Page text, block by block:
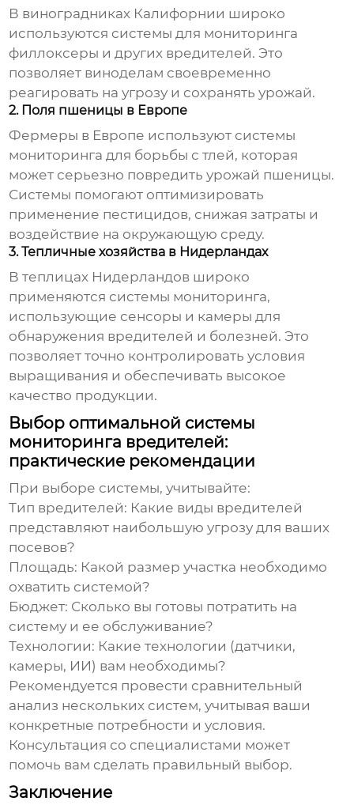
В виноградниках Калифорнии широко
используются системы для мониторинга
филлоксеры и других вредителей. Это
позволяет виноделам своевременно
реагировать на угрозу и сохранять урожай.
2. Поля пшеницы в Европе
Фермеры в Европе используют системы
мониторинга для борьбы с тлей, которая
может серьезно повредить урожай пшеницы.
Системы помогают оптимизировать
применение пестицидов, снижая затраты и
воздействие на окружающую среду.
3. Тепличные хозяйства в Нидерландах
В теплицах Нидерландов широко
применяются системы мониторинга,
использующие сенсоры и камеры для
обнаружения вредителей и болезней. Это
позволяет точно контролировать условия
выращивания и обеспечивать высокое
качество продукции.
Выбор оптимальной системы
мониторинга вредителей:
практические рекомендации
При выборе системы, учитывайте:
Тип вредителей: Какие виды вредителей
представляют наибольшую угрозу для ваших
посевов?
Площадь: Какой размер участка необходимо
охватить системой?
Бюджет: Сколько вы готовы потратить на
систему и ее обслуживание?
Технологии: Какие технологии (датчики,
камеры, ИИ) вам необходимы?
Рекомендуется провести сравнительный
анализ нескольких систем, учитывая ваши
конкретные потребности и условия.
Консультация со специалистами может
помочь вам сделать правильный выбор.
Заключение